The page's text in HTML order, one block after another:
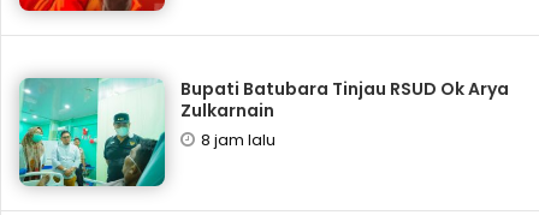
Bupati Batubara Tinjau RSUD Ok Arya
Zulkarnain
8 jam lalu